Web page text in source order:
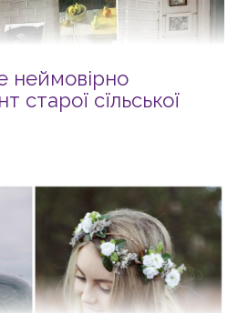
неймовірно
старої сїльської